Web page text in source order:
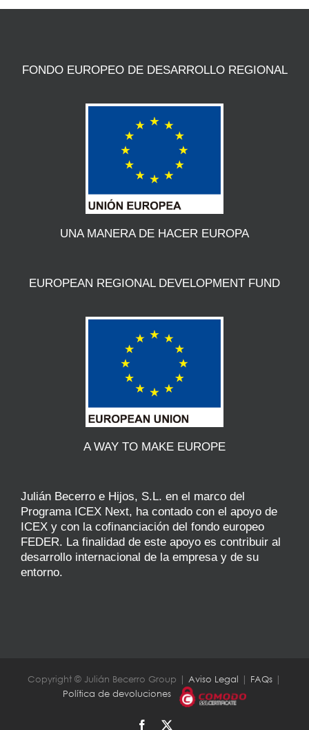
FONDO EUROPEO DE DESARROLLO REGIONAL
UNA MANERA DE HACER EUROPA
EUROPEAN REGIONAL DEVELOPMENT FUND
A WAY TO MAKE EUROPE
Julián Becerro e Hijos, S.L. en el marco del
Programa ICEX Next, ha contado con el apoyo de
ICEX y con la cofinanciación del fondo europeo
FEDER. La finalidad de este apoyo es contribuir al
desarrollo internacional de la empresa y de su
entorno.
Copyright © Julián Becerro Group | Aviso Legal | FAQs |
Política de devoluciones
Facebook